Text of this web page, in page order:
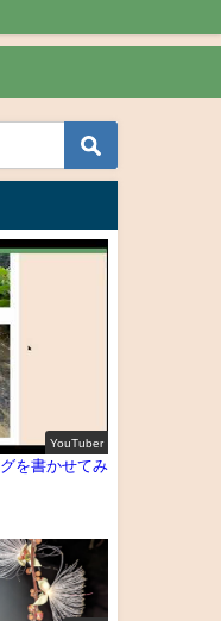
YouTuber
を書かせてみ